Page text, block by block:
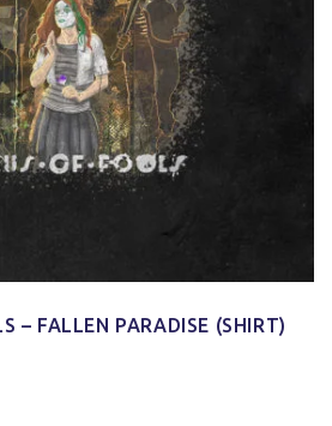
– FALLEN PARADISE (SHIRT)